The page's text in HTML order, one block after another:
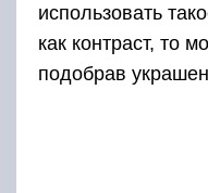
использовать
как контраст, то
подобрав